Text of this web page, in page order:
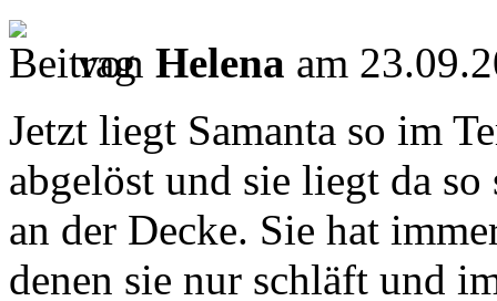
von Helena am
Jetzt liegt Samanta so im
abgelöst und sie liegt da
an der Decke. Sie hat
denen sie nur schläft und